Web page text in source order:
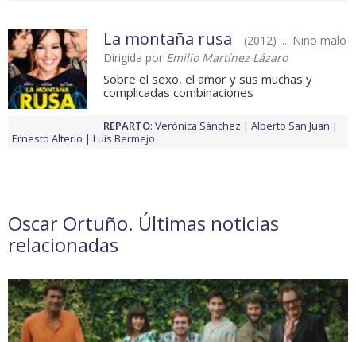
La montaña rusa
(2012) .... Niño malo
Dirigida por Emilio Martínez Lázaro
Sobre el sexo, el amor y sus muchas y
complicadas combinaciones
REPARTO: Verónica Sánchez
Alberto San Juan
Ernesto Alterio
Luis Bermejo
Oscar Ortuño. Últimas noticias
relacionadas